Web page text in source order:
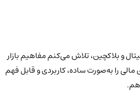
و بلاکچین، تلاش می‌کنم مفاهیم بازار
را به‌صورت ساده، کاربردی و قابل فهم